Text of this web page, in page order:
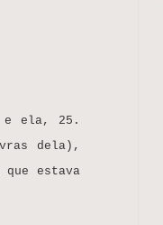
e ela, 25.
dela),
que estava